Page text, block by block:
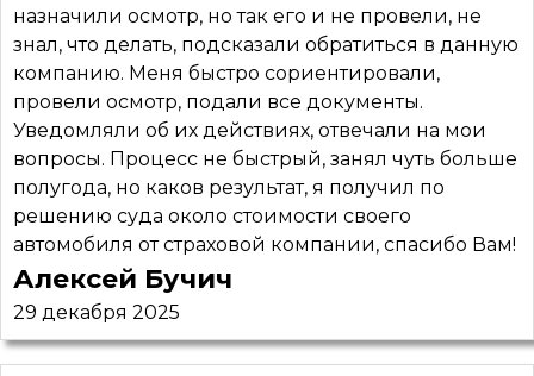
назначили осмотр, но так его и не провели, не
знал, что делать, подсказали обратиться в данную
компанию. Меня быстро сориентировали,
провели осмотр, подали все документы.
Уведомляли об их действиях, отвечали на мои
вопросы. Процесс не быстрый, занял чуть больше
полугода, но каков результат, я получил по
решению суда около стоимости своего
автомобиля от страховой компании, спасибо Вам!
Алексей Бучич
29 декабря 2025